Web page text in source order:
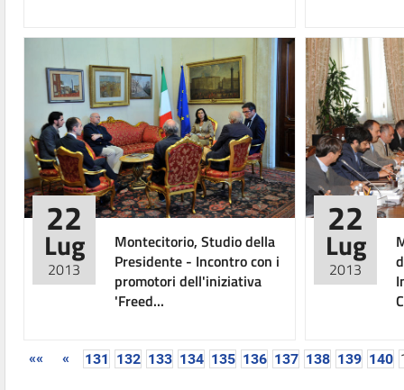
22
Lug
2013
Montecitorio, Studio della
Presidente - Incontro con i
promotori dell'iniziativa
'Freed...
22
Lug
2013
«« « 131 132 133 134 135 136 137 138 139 140